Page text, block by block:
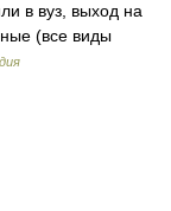
в вуз, выход на
(все виды